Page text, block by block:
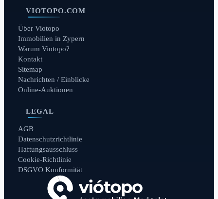
VIOTOPO.COM
Über Viotopo
Immobilien in Zypern
Warum Viotopo?
Kontakt
Sitemap
Nachrichten / Einblicke
Online-Auktionen
LEGAL
AGB
Datenschutzrichtlinie
Haftungsausschluss
Cookie-Richtlinie
DSGVO Konformität